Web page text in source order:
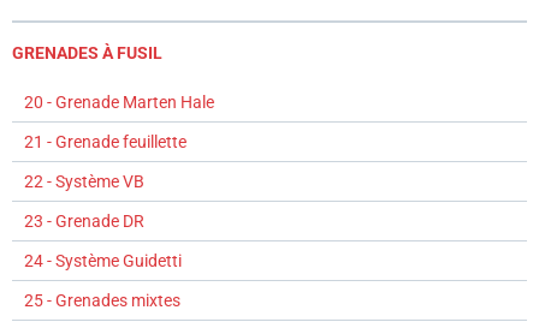
GRENADES À FUSIL
20 - Grenade Marten Hale
21 - Grenade feuillette
22 - Système VB
23 - Grenade DR
24 - Système Guidetti
25 - Grenades mixtes